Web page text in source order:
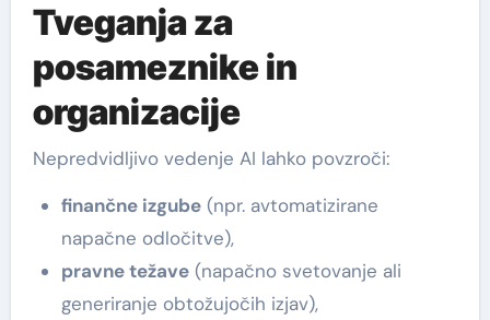
Tveganja za
posameznike in
organizacije
Nepredvidljivo vedenje AI lahko povzroči:
finančne izgube(npr. avtomatizirane
napačne odločitve),
pravne težave(napačno svetovanje ali
generiranje obtožujočih izjav),